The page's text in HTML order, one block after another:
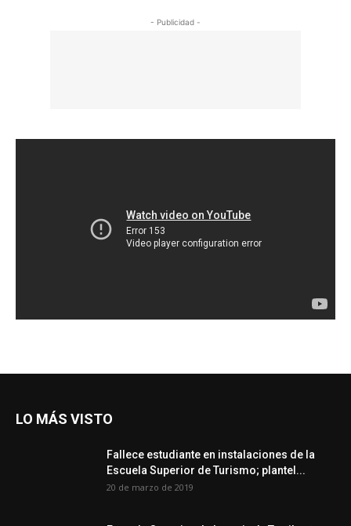
- Publicidad -
LO MÁS VISTO
Fallece estudiante en instalaciones de la
Escuela Superior de Turismo; plantel...
20 de marzo de 2019